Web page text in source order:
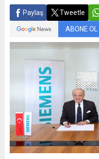
Paylaş Tweetle
ABONE OL